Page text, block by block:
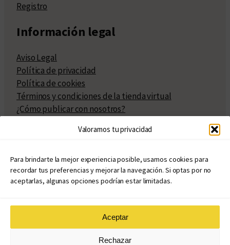
Valoramos tu privacidad
Para brindarte la mejor experiencia posible, usamos cookies para
recordar tus preferencias y mejorar la navegación. Si optas por no
aceptarlas, algunas opciones podrían estar limitadas.
Aceptar
Rechazar
Registro
Información legal
Aviso Legal
Política de privacidad
Política de cookies
Términos y condiciones de la tienda virtual
¿Cómo publicar con nosotros?
Políticas de publicación
Políticas de coedición
Atribuciones